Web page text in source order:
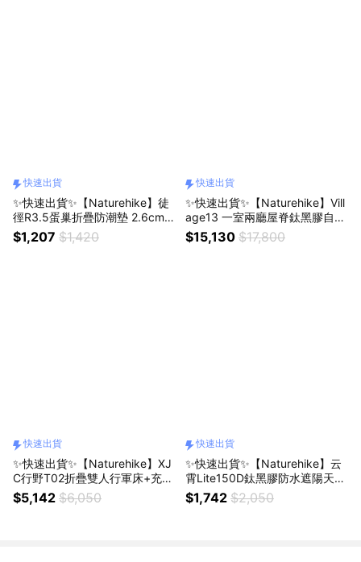
快速出貨
✨快速出貨✨【Naturehike】徒
徑R3.5蛋巢折疊防潮墊 2.6cm
WS027(2色/戶外/登山/徒步/輕
量/蛋巢/防潮墊/睡墊/露營/野營/
$1,207 $1,420
快速出貨
✨快速出貨✨【Naturehike】Vill
age13 一室兩廳屋脊鈦黑膠自動
帳篷3-4人 NEO WS045 基本
款/頂配款 (戶外/露營/鈦黑膠/防
$15,130 $17,800
快速出貨
✨快速出貨✨【Naturehike】XJ
C行野T02折疊雙人行軍床+充氣
床墊 WS045(行軍床/充氣床墊)
$5,142 $6,050
快速出貨
✨快速出貨✨【Naturehike】云
霄Lite150D鈦黑膠防水遮陽天幕
附帳桿 WS015 六角470x440/
八角450x430/八角550x450
$1,742 $2,050